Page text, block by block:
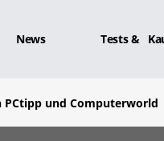
News Tests &
PCtipp und Computerworld